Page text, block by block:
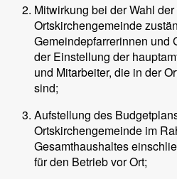
Mitwirkung bei der Wahl
Ortskirchengemeinde
Gemeindepfarrerinnen und
der Einstellung der
und Mitarbeiter, die in der
sind;
Aufstellung des
Ortskirchengemeinde im
Gesamthaushaltes
für den Betrieb vor Ort;